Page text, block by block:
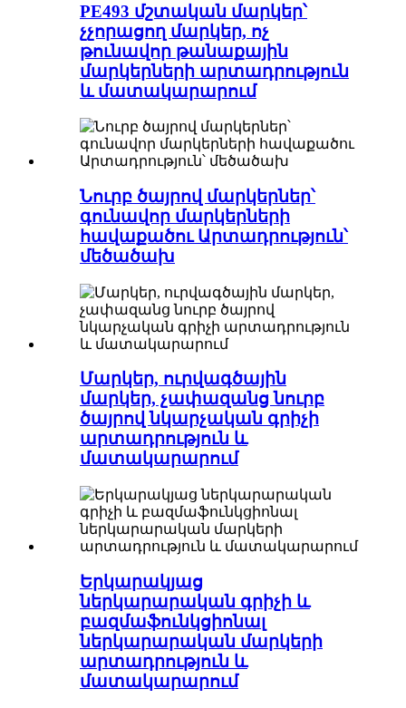
PE493 մշտական ​​մարկեր՝
չչորացող մարկեր, ոչ
թունավոր թանաքային
մարկերների արտադրություն
և մատակարարում
Նուրբ ծայրով մարկերներ՝
գունավոր մարկերների
հավաքածու Արտադրություն՝
մեծածախ
Մարկեր, ուրվագծային
մարկեր, չափազանց նուրբ
ծայրով նկարչական գրիչի
արտադրություն և
մատակարարում
Երկարակյաց
ներկարարական գրիչի և
բազմաֆունկցիոնալ
ներկարարական մարկերի
արտադրություն և
մատակարարում